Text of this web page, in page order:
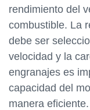
rendimiento del
combustible. La
debe ser
velocidad y la
engranajes es
capacidad del
manera eficiente.